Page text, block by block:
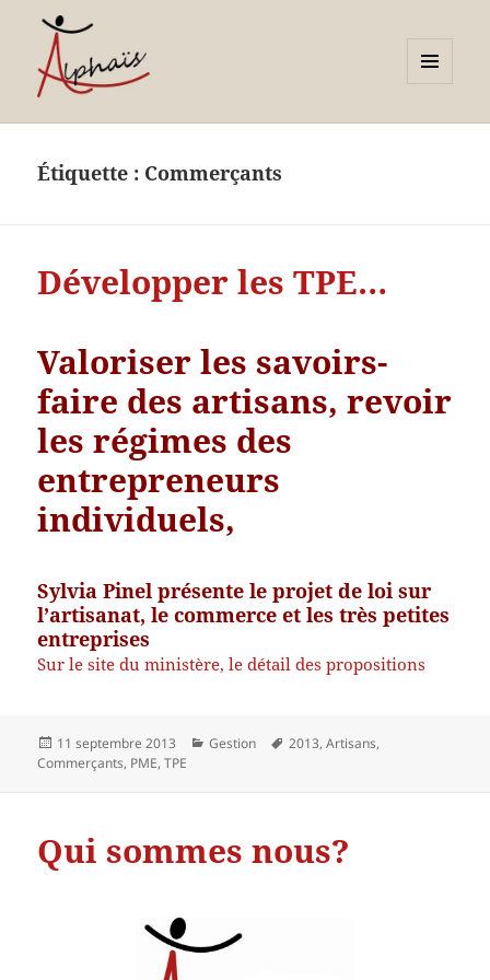
compétences et
WIDGETS
Étiquette : Commerçants
Développer les TPE…
Valoriser les savoirs-
faire des artisans, revoir
les régimes des
entrepreneurs
individuels,
Sylvia Pinel présente le projet de loi sur
l’artisanat, le commerce et les très petites
entreprises
Sur le site du ministère, le détail des propositions
Publié
le
11 septembre 2013 Catégories
Gestion
Mots-
2013,Artisans,
Commerçants, PME,TPE
Qui sommes nous?